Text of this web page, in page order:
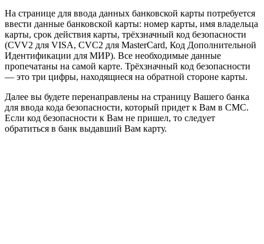
На странице для ввода данных банковской карты потребуется
ввести данные банковской карты: номер карты, имя владельца
карты, срок действия карты, трёхзначный код безопасности
(CVV2 для VISA, CVC2 для MasterCard, Код Дополнительной
Идентификации для МИР). Все необходимые данные
пропечатаны на самой карте. Трёхзначный код безопасности
— это три цифры, находящиеся на обратной стороне карты.
Далее вы будете перенаправлены на страницу Вашего банка
для ввода кода безопасности, который придет к Вам в СМС.
Если код безопасности к Вам не пришел, то следует
обратиться в банк выдавший Вам карту.